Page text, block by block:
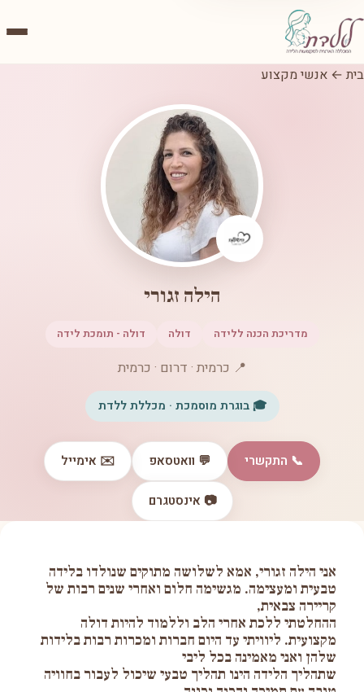
בית ← אנשי מקצוע
הילה זגורי
מדריכת הכנה ללידה דולה דולה - תומכת לידה
📍 כרמית · דרום · כרמית
🎓 בוגרת מוסמכת · מכללת ללדת
📞 התקשרי 💬 וואטסאפ ✉️ אימייל
📷 אינסטגרם
אני הילה זגורי, אמא לשלושה מתוקים שנולדו בלידה
טבעית ומעצימה. מגשימה חלום ואחרי שנים רבות של
קריירה צבאית,
ההחלטתי ללכת אחרי הלב וללמוד להיות דולה
מקצועית. ליוויתי עד היום חברות ומכרות רבות בלידות
שלהן ואני מאמינה בכל ליבי
שתהליך הלידה הינו תהליך טבעי שיכול לעבור בחוויה